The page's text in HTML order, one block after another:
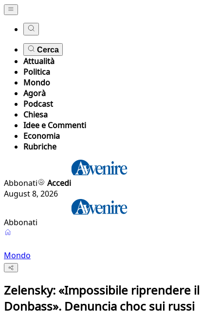
Cerca
Attualità
Politica
Mondo
Agorà
Podcast
Chiesa
Idee e Commenti
Economia
Rubriche
Abbonati
Accedi
August 8, 2026
Abbonati
Mondo
Zelensky: «Impossibile riprendere il
Donbass». Denuncia choc sui russi